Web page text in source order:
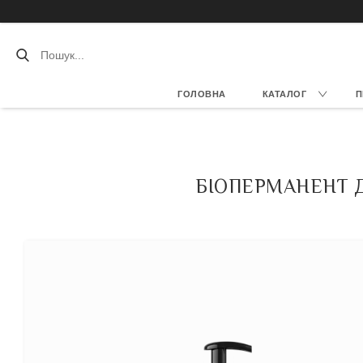
ГОЛОВНА КАТАЛОГ
БІОПЕРМАНЕНТ